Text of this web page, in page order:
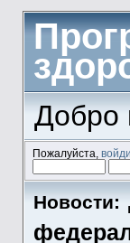
Добро
Пожалуйста,
Новости: